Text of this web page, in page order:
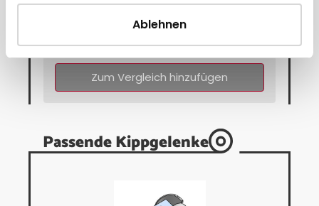
Ablehnen
ab 57,95 € * pro Stück
Direkt zum Artikel
Zum Vergleich hinzufügen
Passende Kippgelenke